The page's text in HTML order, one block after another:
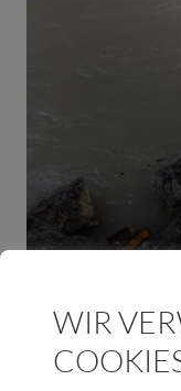
Umso wertvoller
auch nochmals
WIR